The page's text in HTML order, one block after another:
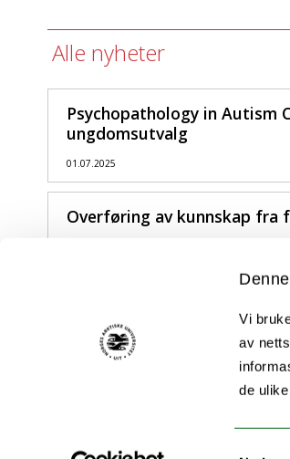
Vi
av
de
Alle nyheter
Psychopathology in Autism
ungdomsutvalg
01.07.2025
Overføring av kunnskap fra